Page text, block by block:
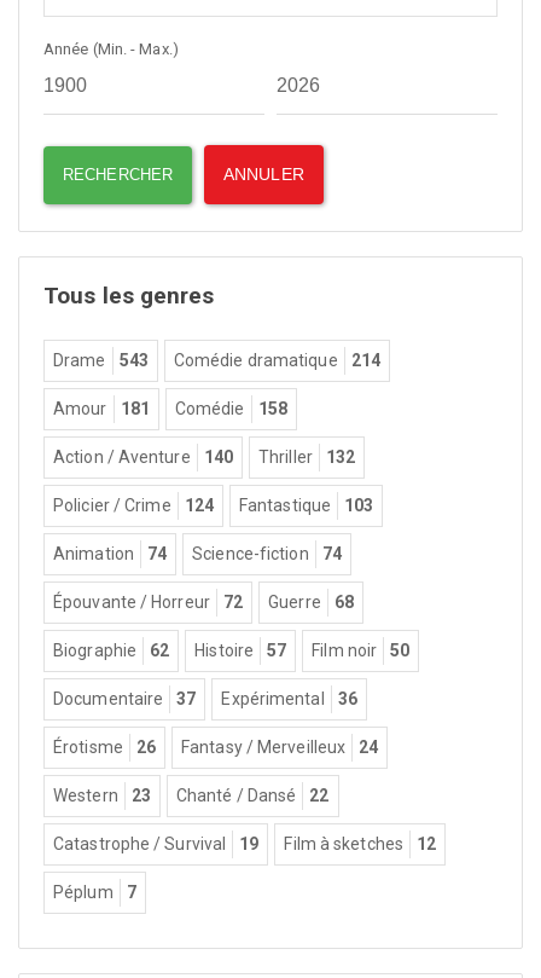
Année (Min. - Max.)
Tous les genres
Drame 543 Comédie dramatique 214
Amour 181 Comédie 158
Action / Aventure 140 Thriller 132
Policier / Crime 124 Fantastique 103
Animation 74 Science-fiction 74
Épouvante / Horreur 72 Guerre 68
Biographie 62 Histoire 57 Film noir 50
Documentaire 37 Expérimental 36
Érotisme 26 Fantasy / Merveilleux 24
Western 23 Chanté / Dansé 22
Catastrophe / Survival 19 Film à sketches 12
Péplum 7